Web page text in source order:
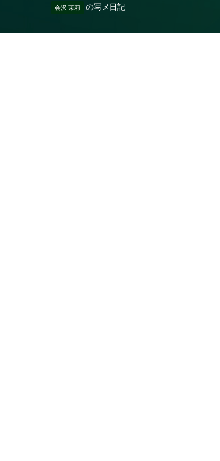
会沢 茉莉 の写メ日記